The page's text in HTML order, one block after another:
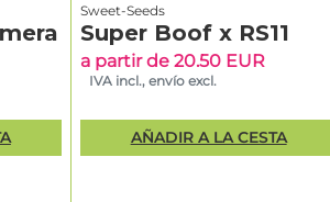
Sweet-Seeds
Super Boof x RS11
a partir de 20.50 EUR
IVA incl., envío excl.
AÑADIR A LA CESTA